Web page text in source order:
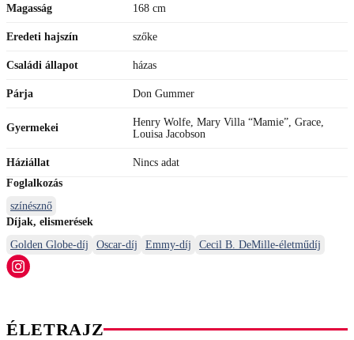
Magasság 168 cm
Eredeti hajszín szőke
Családi állapot házas
Párja Don Gummer
Gyermekei
Henry Wolfe, Mary Villa “Mamie”, Grace,
Louisa Jacobson
Háziállat
Nincs adat
Foglalkozás
színésznő
Díjak, elismerések
Golden Globe-díj
Oscar-díj Emmy-díj Cecil B. DeMille-életműdíj
ÉLETRAJZ